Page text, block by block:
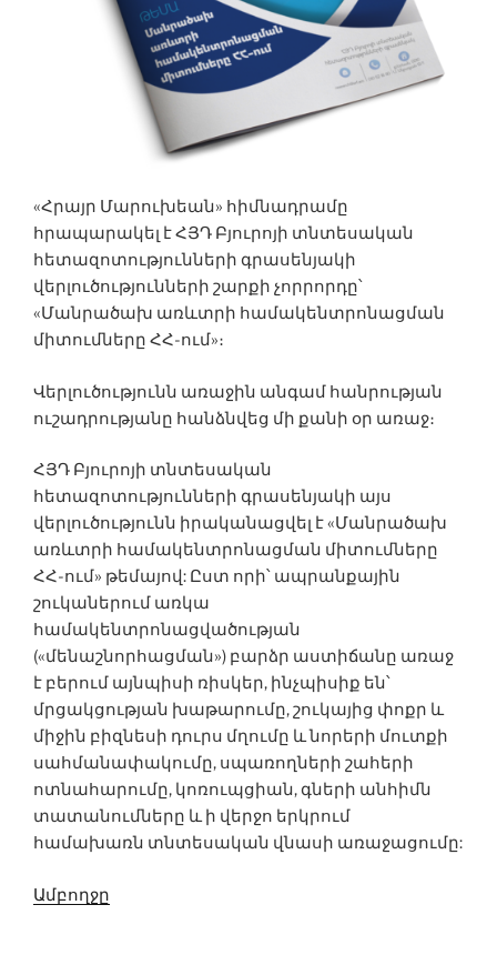
«Հրայր Մարուխեան» հիմնադրամը
հրապարակել է ՀՅԴ Բյուրոյի տնտեսական
հետազոտությունների գրասենյակի
վերլուծությունների շարքի չորրորդը՝
«Մանրածախ առևտրի համակենտրոնացման
միտումները ՀՀ-ում»։
Վերլուծությունն առաջին անգամ հանրության
ուշադրությանը հանձնվեց մի քանի օր առաջ։
ՀՅԴ Բյուրոյի տնտեսական
հետազոտությունների գրասենյակի այս
վերլուծությունն իրականացվել է «Մանրածախ
առևտրի համակենտրոնացման միտումները
ՀՀ-ում» թեմայով: Ըստ որի՝ ապրանքային
շուկաներում առկա
համակենտրոնացվածության
(«մենաշնորհացման») բարձր աստիճանը առաջ
է բերում այնպիսի ռիսկեր, ինչպիսիք են՝
մրցակցության խաթարումը, շուկայից փոքր և
միջին բիզնեսի դուրս մղումը և նորերի մուտքի
սահմանափակումը, սպառողների շահերի
ոտնահարումը, կոռուպցիան, գների անհիմն
տատանումները և ի վերջո երկրում
համախառն տնտեսական վնասի առաջացումը:
Ամբողջը